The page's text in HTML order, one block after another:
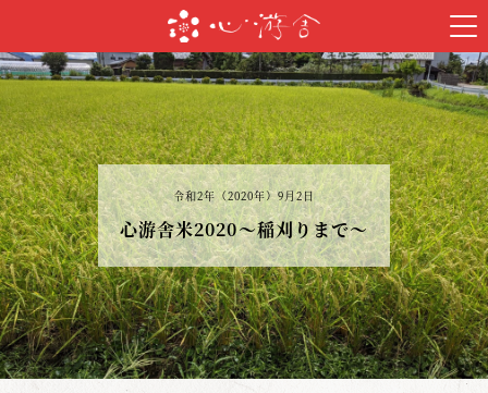
令和2年（2020年）9月2日
心游舎米2020～稲刈りまで～